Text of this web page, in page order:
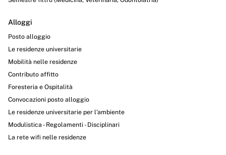
Alloggi
Posto alloggio
Le residenze universitarie
Mobilità nelle residenze
Contributo affitto
Foresteria e Ospitalità
Convocazioni posto alloggio
Le residenze universitarie per l’ambiente
Modulistica - Regolamenti - Disciplinari
La rete wifi nelle residenze